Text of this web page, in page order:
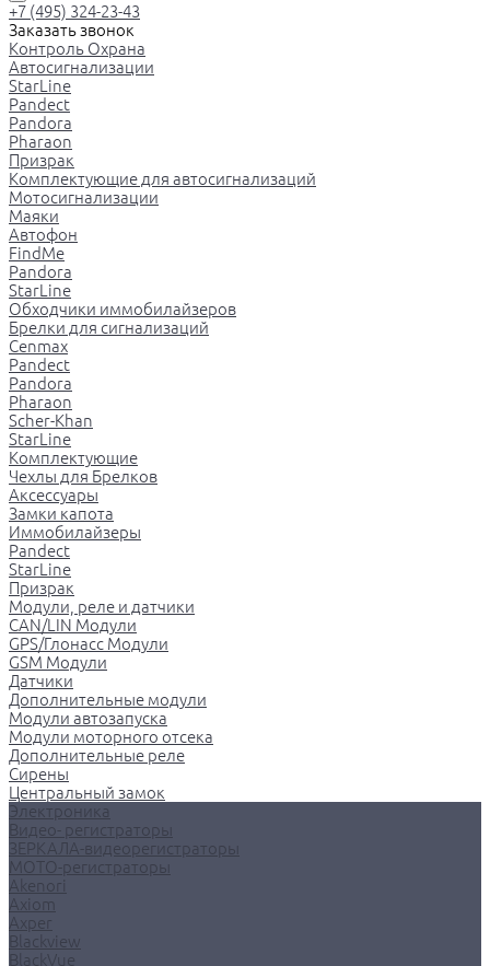
+7 (495) 324-23-43
Заказать звонок
Контроль Охрана
Автосигнализации
StarLine
Pandect
Pandora
Pharaon
Призрак
Комплектующие для автосигнализаций
Мотосигнализации
Маяки
Автофон
FindMe
Pandora
StarLine
Обходчики иммобилайзеров
Брелки для сигнализаций
Cenmax
Pandect
Pandora
Pharaon
Scher-Khan
StarLine
Комплектующие
Чехлы для Брелков
Аксессуары
Замки капота
Иммобилайзеры
Pandect
StarLine
Призрак
Модули, реле и датчики
CAN/LIN Модули
GPS/Глонасс Модули
GSM Модули
Датчики
Дополнительные модули
Модули автозапуска
Модули моторного отсека
Дополнительные реле
Сирены
Центральный замок
Электроника
Видео- регистраторы
ЗЕРКАЛА-видеорегистраторы
МОТО-регистраторы
Akenori
Axiom
Axper
Blackview
BlackVue